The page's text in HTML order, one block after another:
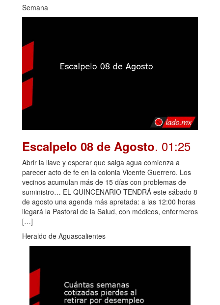
Semana
Escalpelo 08 de Agosto. 01:25
Abrir la llave y esperar que salga agua comienza a
parecer acto de fe en la colonia Vicente Guerrero. Los
vecinos acumulan más de 15 días con problemas de
suministro… EL QUINCENARIO TENDRÁ este sábado 8
de agosto una agenda más apretada: a las 12:00 horas
llegará la Pastoral de la Salud, con médicos, enfermeros
[…]
Heraldo de Aguascalientes